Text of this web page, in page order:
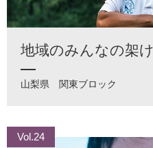
地域のみんなの架
山梨県 関東ブロック
Vol.24